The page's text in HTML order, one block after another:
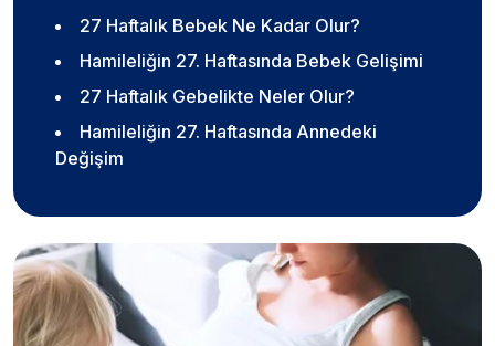
27 Haftalık Bebek Ne Kadar Olur?
Hamileliğin 27. Haftasında Bebek Gelişimi
27 Haftalık Gebelikte Neler Olur?
Hamileliğin 27. Haftasında Annedeki
Değişim